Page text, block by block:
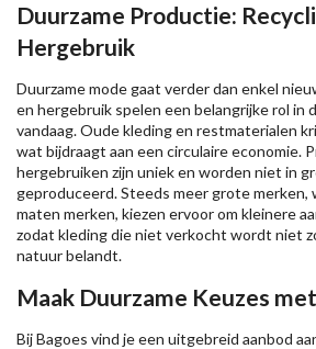
Duurzame Productie:
Hergebruik
Duurzame mode gaat verder dan enkel
en hergebruik spelen een belangrijke rol in
vandaag. Oude kleding en restmaterialen
wat bijdraagt aan een circulaire economie.
hergebruiken zijn uniek en worden niet in
geproduceerd. Steeds meer grote merken,
maten merken, kiezen ervoor om kleinere
zodat kleding die niet verkocht wordt niet
natuur belandt.
Maak Duurzame Keuzes
Bij Bagoes vind je een uitgebreid aanbod